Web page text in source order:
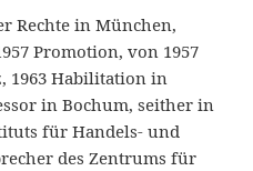
Rechte in München,
Promotion, von 1957
1963 Habilitation in
in Bochum, seither in
für Handels- und
des Zentrums für